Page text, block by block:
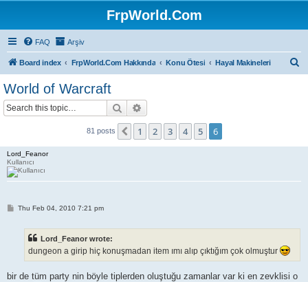
FrpWorld.Com
FAQ Arşiv
Board index FrpWorld.Com Hakkında Konu Ötesi Hayal Makineleri
World of Warcraft
Search
81 posts Previous
1 2 3 4 5 6
Lord_Feanor
Kullanıcı
PThu Feb 04, 2010 7:21 pm
Lord_Feanor wrote:
dungeon a girip hiç konuşmadan item ımı alıp çıktığım çok olmuştur
bir de tüm party nin böyle tiplerden oluştuğu zamanlar var ki en zevklisi o